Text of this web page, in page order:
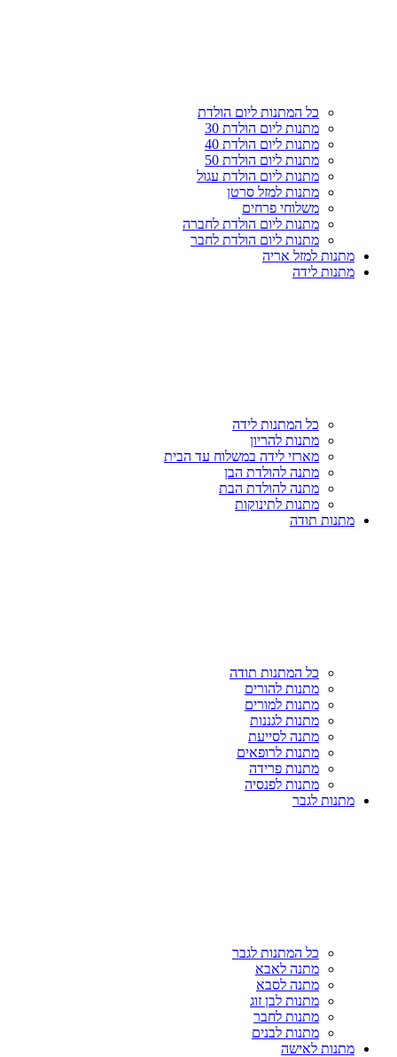
כל המתנות ליום הולדת
מתנות ליום הולדת 30
מתנות ליום הולדת 40
מתנות ליום הולדת 50
מתנות ליום הולדת עגול
מתנות למזל סרטן
משלוחי פרחים
מתנות ליום הולדת לחברה
מתנות ליום הולדת לחבר
מתנות למזל אריה
מתנות לידה
כל המתנות לידה
מתנות להריון
מארזי לידה במשלוח עד הבית
מתנה להולדת הבן
מתנה להולדת הבת
מתנות לתינוקות
מתנות תודה
כל המתנות תודה
מתנות להורים
מתנות למורים
מתנות לגננות
מתנה לסייעת
מתנות לרופאים
מתנות פרידה
מתנות לפנסיה
מתנות לגבר
כל המתנות לגבר
מתנה לאבא
מתנה לסבא
מתנות לבן זוג
מתנות לחבר
מתנות לבנים
מתנות לאישה